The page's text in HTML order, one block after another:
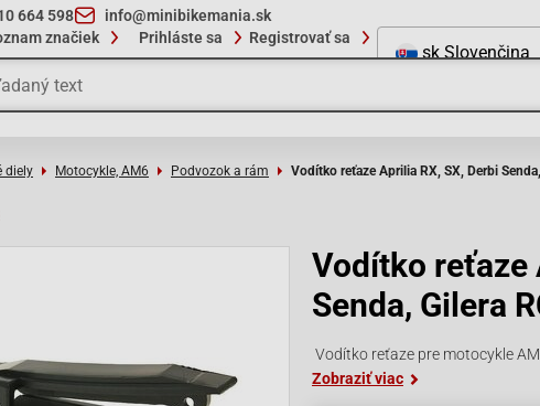
664 598
info@minibikemania.sk
značiek Prihláste sa Registrovať sa
sk Slovenčina
diely Motocykle, AM6 Podvozok a rám Vodítko reťaze Aprilia RX, SX, Derbi
Vodítko reťaze
Senda, Gilera
Vodítko reťaze pre motocykle
Zobraziť viac